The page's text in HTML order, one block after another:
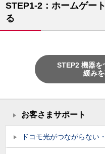
STEP1-2：ホームゲー
る
STEP2 機器を
緩み
お客さまサポート
ドコモ光がつながらない